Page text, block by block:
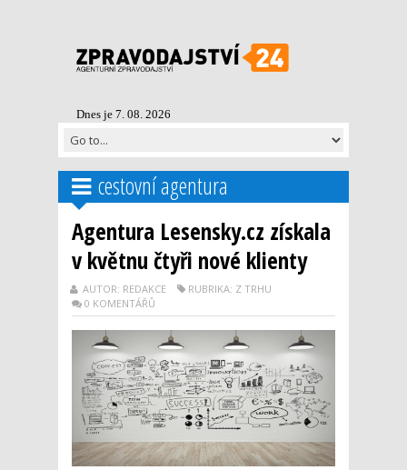
Dnes je 7. 08. 2026
cestovní agentura
Agentura Lesensky.cz získala
v květnu čtyři nové klienty
AUTOR: REDAKCE
RUBRIKA: Z TRHU
0 KOMENTÁŘŮ